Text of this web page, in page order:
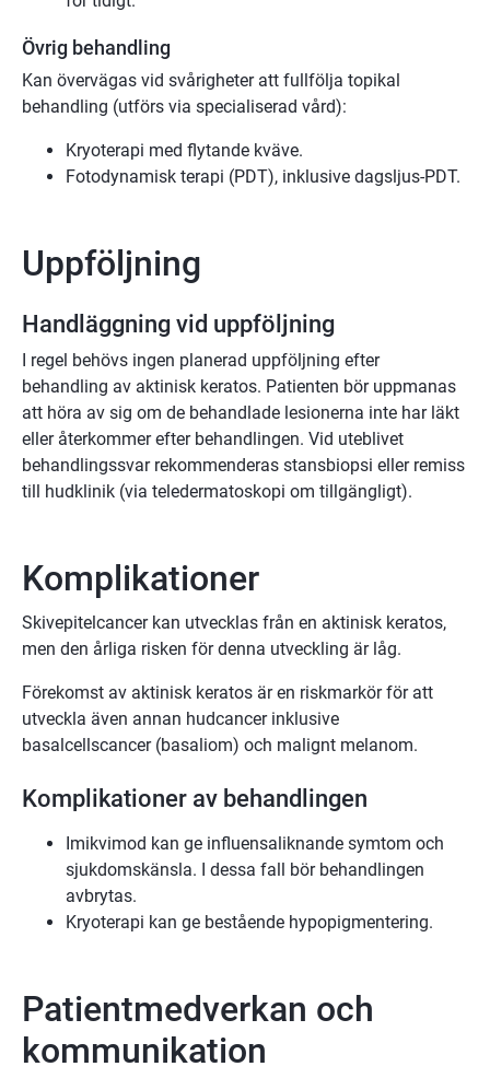
Övrig behandling
Kan övervägas vid svårigheter att fullfölja topikal
behandling (utförs via specialiserad vård):
Kryoterapi med flytande kväve.
Fotodynamisk terapi (PDT), inklusive dagsljus-PDT.
Uppföljning
Handläggning vid uppföljning
I regel behövs ingen planerad uppföljning efter
behandling av aktinisk keratos. Patienten bör uppmanas
att höra av sig om de behandlade lesionerna inte har läkt
eller återkommer efter behandlingen. Vid uteblivet
behandlingssvar rekommenderas stansbiopsi eller remiss
till hudklinik (via teledermatoskopi om tillgängligt).
Komplikationer
Skivepitelcancer kan utvecklas från en aktinisk keratos,
men den årliga risken för denna utveckling är låg.
Förekomst av aktinisk keratos är en riskmarkör för att
utveckla även annan hudcancer inklusive
basalcellscancer (basaliom) och malignt melanom.
Komplikationer av behandlingen
Imikvimod kan ge influensaliknande symtom och
sjukdomskänsla. I dessa fall bör behandlingen
avbrytas.
Kryoterapi kan ge bestående hypopigmentering.
Patientmedverkan och
kommunikation